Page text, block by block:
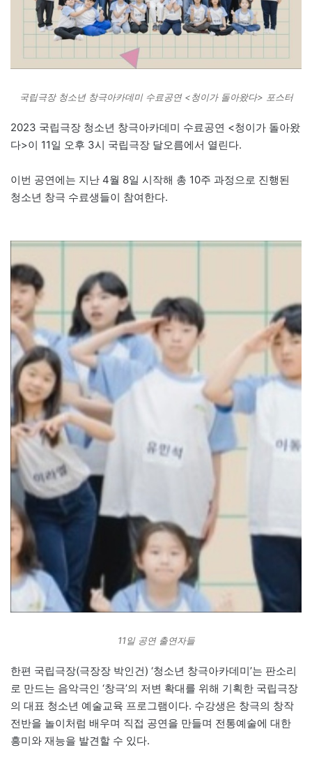
국립극장 청소년 창극아카데미 수료공연 <청이가 돌아왔다> 포스터
2023 국립극장 청소년 창극아카데미 수료공연 <청이가 돌아왔
다>이 11일 오후 3시 국립극장 달오름에서 열린다.
이번 공연에는 지난 4월 8일 시작해 총 10주 과정으로 진행된
청소년 창극 수료생들이 참여한다.
11일 공연 출연자들
한편 국립극장(극장장 박인건) ‘청소년 창극아카데미’는 판소리
로 만드는 음악극인 ‘창극’의 저변 확대를 위해 기획한 국립극장
의 대표 청소년 예술교육 프로그램이다. 수강생은 창극의 창작
전반을 놀이처럼 배우며 직접 공연을 만들며 전통예술에 대한
흥미와 재능을 발견할 수 있다.